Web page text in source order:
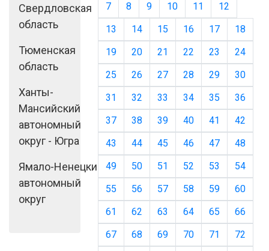
Свердловская
область
Тюменская
область
Ханты-
Мансийский
автономный
округ - Югра
Ямало-Ненецкий
автономный
округ
7
8 9 10 11
12
13
14 15 16 17
18
19
20 21 22 23
24
25
26 27 28 29
30
31
32 33 34 35
36
37
38 39 40 41
42
43
44 45 46 47
48
49
50 51 52 53
54
55
56 57 58 59
60
61
62 63 64 65
66
67
68 69 70 71
72